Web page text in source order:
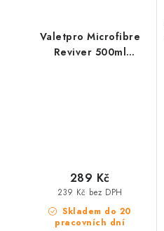
Valetpro Microfibre
Reviver 500ml
Skladem do 20
pracovních dní
239 Kč bez DPH
289 Kč